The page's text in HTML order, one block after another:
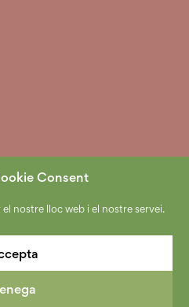
Consent
nostre lloc web i el nostre servei.
Política de protecció de dades